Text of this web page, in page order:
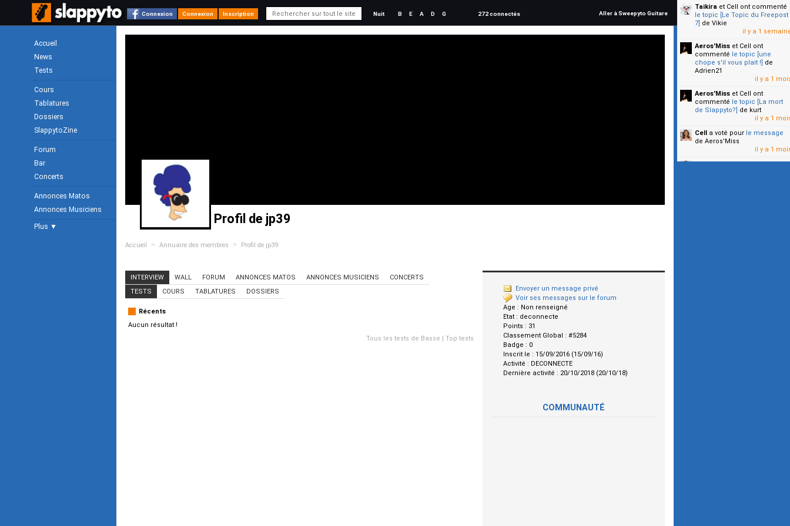
Connexion Connexion Inscription Nuit B E A D G 272 connectés Aller à Sweepyto Guitare
Accueil
News
Tests
Cours
Tablatures
Dossiers
SlappytoZine
Forum
Bar
Concerts
Annonces Matos
Annonces Musiciens
Plus ▼
Profil de jp39
Accueil > Annuaire des membres > Profil de jp39
Envoyer un message privé
Voir ses messages sur le forum
Age : Non renseigné
Etat : deconnecte
Points : 31
Classement Global : #5284
Badge : 0
Inscrit le : 15/09/2016 (15/09/16)
Activité : DECONNECTE
Dernière activité : 20/10/2018 (20/10/18)
COMMUNAUTÉ
INTERVIEW WALL FORUM ANNONCES MATOS ANNONCES MUSICIENS
CONCERTS
TESTS
COURS TABLATURES DOSSIERS
Récents
Aucun résultat !
Tous les tests de Basse | Top tests
Taikira et Cell ont commenté
le topic [Le Topic du Freepost
7] de Vikie
il y a 1
Aeros'Miss et Cell ont
commenté le topic [une
chope s'il vous plait !] de
Adrien21
il y a 1
Aeros'Miss et Cell ont
commenté le topic [La mort
de Slappyto?] de kurt
il y a 1
Cell a voté pour le message
de Aeros'Miss
il y a 1
Cella voté pourle message